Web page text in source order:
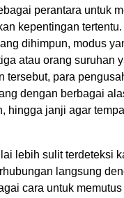
perantara untuk
kepentingan tertentu.
dihimpun, modus
atau orang suruhan
tersebut, para
dengan berbagai
hingga janji agar
lebih sulit terdeteksi
langsung
cara untuk